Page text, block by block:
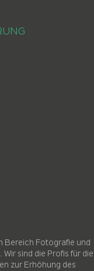
Bereich Fotografie und
sind die Profis für die
zur Erhöhung des